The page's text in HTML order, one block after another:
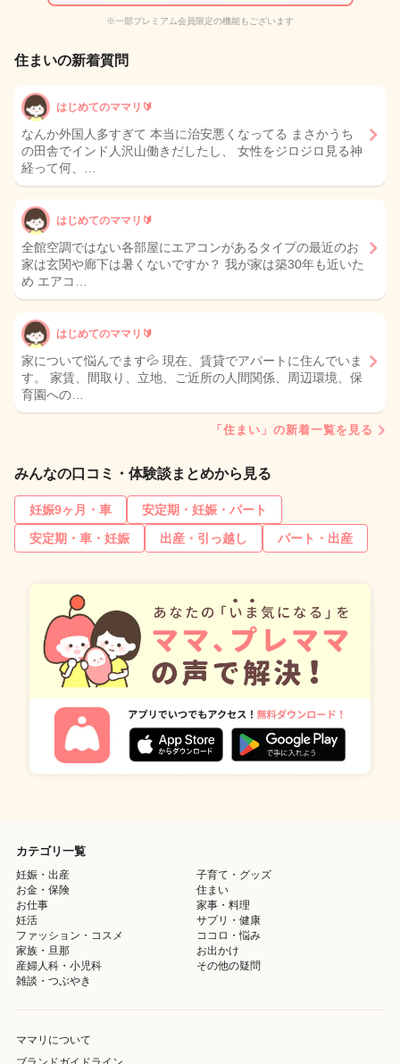
※一部プレミアム会員限定の機能もございます
住まいの新着質問
はじめてのママリ🔰
なんか外国人多すぎて 本当に治安悪くなってる まさかうち
の田舎でインド人沢山働きだしたし、 女性をジロジロ見る神
経って何、…
はじめてのママリ🔰
全館空調ではない各部屋にエアコンがあるタイプの最近のお
家は玄関や廊下は暑くないですか？ 我が家は築30年も近いた
め エアコ…
はじめてのママリ🔰
家について悩んでます💦 現在、賃貸でアパートに住んでいま
す。 家賃、間取り、立地、ご近所の人間関係、周辺環境、保
育園への…
「住まい」の新着一覧を見る
みんなの口コミ・体験談まとめから見る
妊娠9ヶ月・車
安定期・妊娠・パート
安定期・車・妊娠
出産・引っ越し パート・出産
カテゴリ一覧
妊娠・出産
子育て・グッズ
お金・保険
住まい
お仕事
家事・料理
妊活
サプリ・健康
ファッション・コスメ
ココロ・悩み
家族・旦那
お出かけ
産婦人科・小児科
その他の疑問
雑談・つぶやき
ママリについて